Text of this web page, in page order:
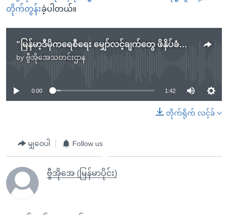
တိုက်တွန်းခဲ့ပါတယ်။
"မြန်မာ့ဒီမိုကရေစီရေး မျှော်လင့်ချက်တွေ ဖိနှိပ်ခံနေရ" - ကုလအကြီးအကဲ
by ဗွီအိုအေသတင်းဌာန
No media source currently available
0:00 1:42
တိုက်ရိုက် လင့်ခ်
မျှဝေပါ Follow us
ဗွီအိုအေ (မြန်မာပိုင်း)